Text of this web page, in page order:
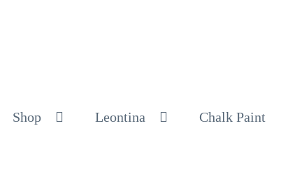
Shop Leontina Chalk Paint